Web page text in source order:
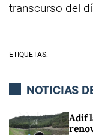
transcurso del
ETIQUETAS:
NOTICIAS
Adif